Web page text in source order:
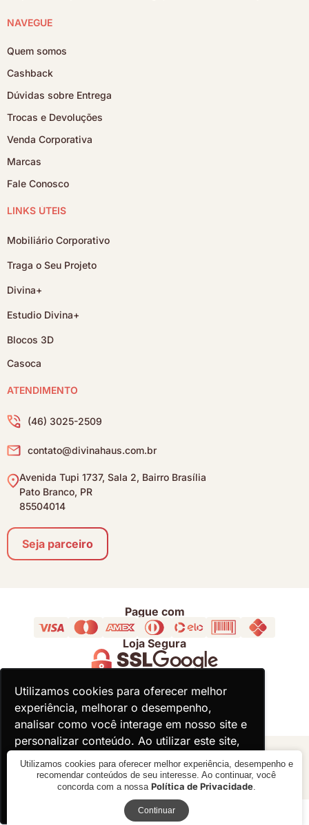
Utilizamos cookies para oferecer melhor
experiência, melhorar o desempenho,
analisar como você interage em nosso site e
personalizar conteúdo. Ao utilizar este site,
você concorda com o uso de cookies.
Utilizamos cookies para oferecer melhor
experiência, melhorar o desempenho,
analisar como você interage em nosso site e
personalizar conteúdo. Ao utilizar este site,
você concorda com o uso de cookies.
Receba novidades
NAVEGUE
Quem somos
Cashback
Dúvidas sobre Entrega
Trocas e Devoluções
Venda Corporativa
Marcas
Fale Conosco
LINKS ÚTEIS
Mobiliário Corporativo
Traga o Seu Projeto
Divina+
Estudio Divina+
Blocos 3D
Casoca
ATENDIMENTO
(46) 3025-2509
contato@divinahaus.com.br
Avenida Tupi 1737, Sala 2, Bairro Brasília
Pato Branco, PR
85504014
Seja parceiro
Pague com
Loja Segura
Acompanhe
© 2000 - 2026 - Divina Haus - CNPJ: 18.930.821/0001-92
Utilizamos cookies para oferecer melhor experiência, desempenho e
recomendar conteúdos de seu interesse. Ao continuar, você
concorda com a nossa Política de Privacidade.
Continuar
Verificada por